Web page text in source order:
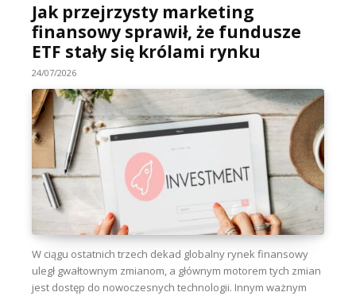
Jak przejrzysty marketing
finansowy sprawił, że fundusze
ETF stały się królami rynku
24/07/2026
W ciągu ostatnich trzech dekad globalny rynek finansowy
uległ gwałtownym zmianom, a głównym motorem tych zmian
jest dostęp do nowoczesnych technologii. Innym ważnym